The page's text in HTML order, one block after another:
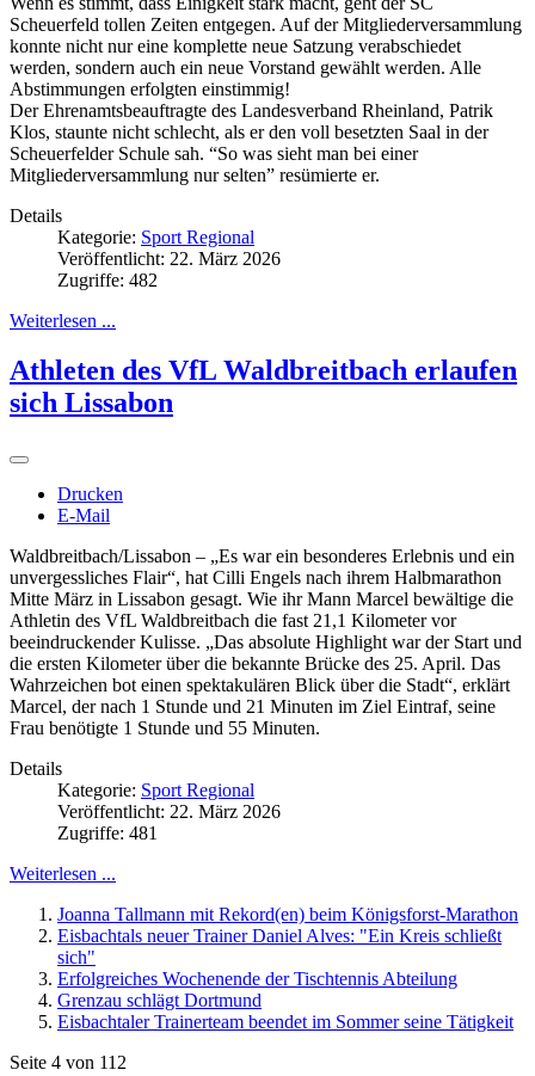
Scheuerfeld tollen Zeiten entgegen. Auf der Mitgliederversammlung
konnte nicht nur eine komplette neue Satzung verabschiedet
werden, sondern auch ein neue Vorstand gewählt werden. Alle
Abstimmungen erfolgten einstimmig!
Der Ehrenamtsbeauftragte des Landesverband Rheinland, Patrik
Klos, staunte nicht schlecht, als er den voll besetzten Saal in der
Scheuerfelder Schule sah. “So was sieht man bei einer
Mitgliederversammlung nur selten” resümierte er.
Details
Kategorie: Sport Regional
Veröffentlicht: 22. März 2026
Zugriffe: 482
Weiterlesen ...
Athleten des VfL Waldbreitbach erlaufen
sich Lissabon
Drucken
E-Mail
Waldbreitbach/Lissabon – „Es war ein besonderes Erlebnis und ein
unvergessliches Flair“, hat Cilli Engels nach ihrem Halbmarathon
Mitte März in Lissabon gesagt. Wie ihr Mann Marcel bewältige die
Athletin des VfL Waldbreitbach die fast 21,1 Kilometer vor
beeindruckender Kulisse. „Das absolute Highlight war der Start und
die ersten Kilometer über die bekannte Brücke des 25. April. Das
Wahrzeichen bot einen spektakulären Blick über die Stadt“, erklärt
Marcel, der nach 1 Stunde und 21 Minuten im Ziel Eintraf, seine
Frau benötigte 1 Stunde und 55 Minuten.
Details
Kategorie: Sport Regional
Veröffentlicht: 22. März 2026
Zugriffe: 481
Weiterlesen ...
Joanna Tallmann mit Rekord(en) beim Königsforst-Marathon
Eisbachtals neuer Trainer Daniel Alves: "Ein Kreis schließt
sich"
Erfolgreiches Wochenende der Tischtennis Abteilung
Grenzau schlägt Dortmund
Eisbachtaler Trainerteam beendet im Sommer seine Tätigkeit
Seite 4 von 112